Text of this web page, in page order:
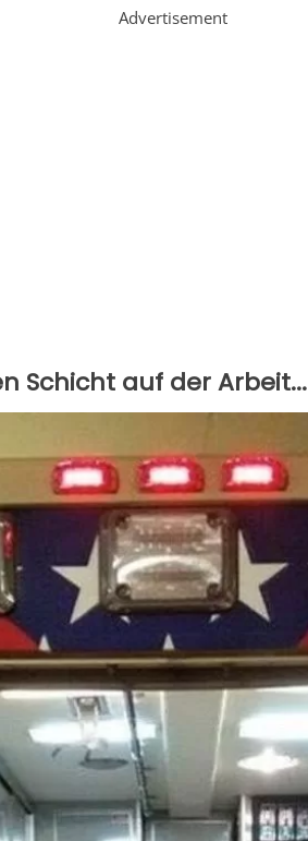
Advertisement
Schicht auf der Arbeit...